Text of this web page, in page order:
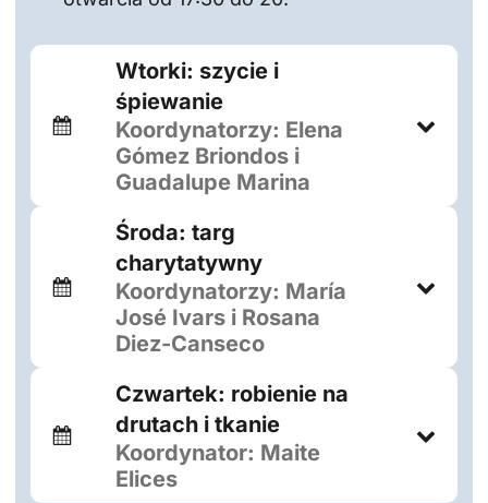
Wtorki: szycie i
śpiewanie
Koordynatorzy: Elena
Gómez Briondos i
Guadalupe Marina
Środa: targ
charytatywny
Koordynatorzy: María
José Ivars i Rosana
Diez-Canseco
Czwartek: robienie na
drutach i tkanie
Koordynator: Maite
Elices